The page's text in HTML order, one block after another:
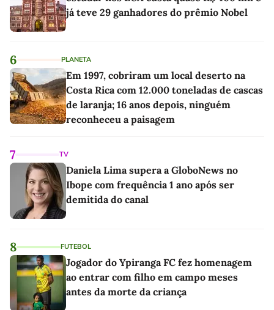
já teve 29 ganhadores do prêmio Nobel
6 PLANETA
Em 1997, cobriram um local deserto na
Costa Rica com 12.000 toneladas de cascas
de laranja; 16 anos depois, ninguém
reconheceu a paisagem
7 TV
Daniela Lima supera a GloboNews no
Ibope com frequência 1 ano após ser
demitida do canal
8 FUTEBOL
Jogador do Ypiranga FC fez homenagem
ao entrar com filho em campo meses
antes da morte da criança